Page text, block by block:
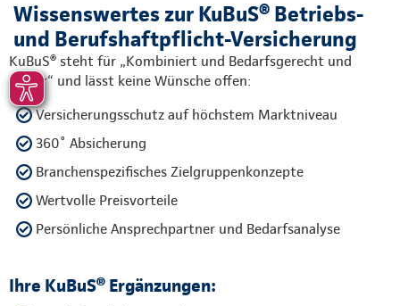
Wissenswertes zur KuBuS® Betriebs-
und Berufshaftpflicht-Versicherung
KuBuS® steht für „Kombiniert und Bedarfsgerecht und
Sicher“ und lässt keine Wünsche offen:
Versicherungsschutz auf höchstem Marktniveau
360˚ Absicherung
Branchenspezifisches Zielgruppenkonzepte
Wertvolle Preisvorteile
Persönliche Ansprechpartner und Bedarfsanalyse
Ihre KuBuS® Ergänzungen: